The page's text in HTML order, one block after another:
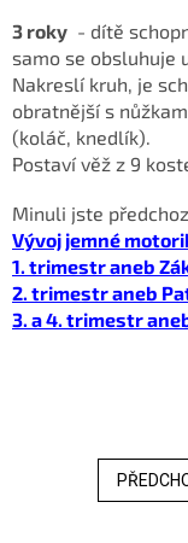
3 roky - dítě
samo se obsluhuje
Nakreslí kruh, je
obratnější s
(koláč, knedlík).
Postaví věž z 9
Minuli jste
Vývoj jemné
1. trimestr aneb
2. trimestr aneb
3. a 4. trimestr